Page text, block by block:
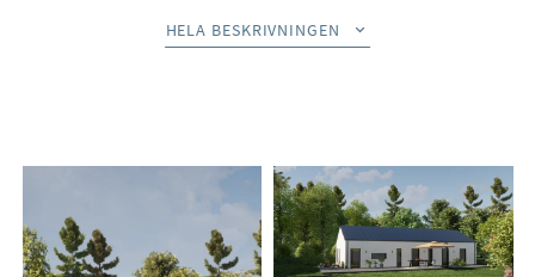
Bjurfors har glädjen att presentera en attraktiv tomt på
anpassade för denna tomt. Du kan antingen använda
modellerna som de är, justera planlösning och design efter
dina behov, eller låta dem inspirera dig till att skapa ett helt
eget unikt stenhus.
HELA BESKRIVNINGEN